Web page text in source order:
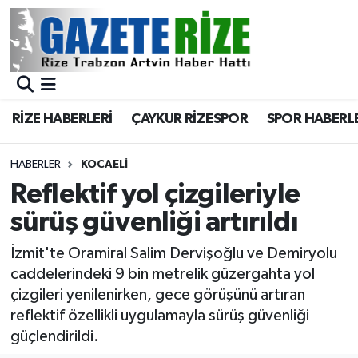
RİZE HABERLERİ ÇAYKUR RİZESPOR SPOR
HABERLER KOCAELI
Reflektif yol çizgileriyle
sürüş güvenliği artırıldı
İzmit'te Oramiral Salim Dervişoğlu ve Demiryolu
caddelerindeki 9 bin metrelik güzergahta yol
çizgileri yenilenirken, gece görüşünü artıran
reflektif özellikli uygulamayla sürüş güvenliği
güçlendirildi.
BÖLGEMİZ
Asayiş
Rize Jandarma Komutanlığı
Bilim Teknoloji
Advertising news
Canlı Maç
Merkez Nöbetçi Eczaneler
Merkez Trafik Yoğunluk Haritası
Süper Lig Puan Durumu ve Fikstür
Tüm Manşetler
Haber Arşivi